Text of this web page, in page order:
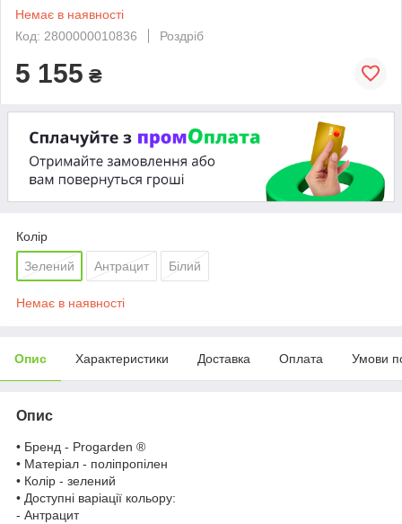
Немає в наявності
Код: 2800000010836
Роздріб
5 155 ₴
Колір
Зелений Антрацит Білий
Немає в наявності
Опис Характеристики Доставка Оплата Умови
Опис
• Бренд - Progarden ®
• Матеріал - поліпропілен
• Колір - зелений
• Доступні варіації кольору:
- Антрацит